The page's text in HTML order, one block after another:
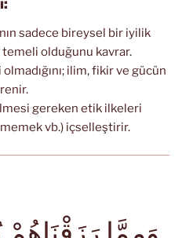
sadece bireysel bir iyilik
olduğunu kavrar.
ilim, fikir ve gücün
gereken etik ilkeleri
vb.) içselleştirir.